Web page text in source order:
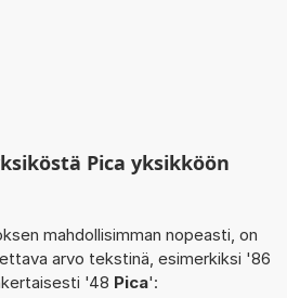
Pica yksikköön
mahdollisimman nopeasti, on
arvo tekstinä, esimerkiksi '86
'48 Pica':